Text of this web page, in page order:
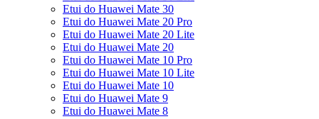
Etui do Huawei Mate 30
Etui do Huawei Mate 20 Pro
Etui do Huawei Mate 20 Lite
Etui do Huawei Mate 20
Etui do Huawei Mate 10 Pro
Etui do Huawei Mate 10 Lite
Etui do Huawei Mate 10
Etui do Huawei Mate 9
Etui do Huawei Mate 8